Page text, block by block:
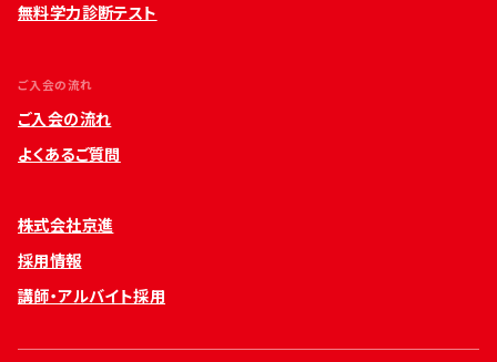
無料学力診断テスト
ご入会の流れ
ご入会の流れ
よくあるご質問
株式会社京進
採用情報
講師・アルバイト採用